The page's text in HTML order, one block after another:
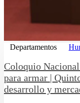
Departamentos
Coloquio
para armar |
desarrollo y